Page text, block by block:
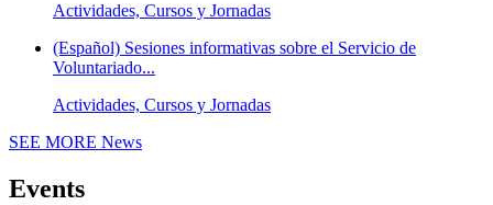
Actividades, Cursos y Jornadas
(Español) Sesiones informativas sobre el Servicio de
Voluntariado...
Actividades, Cursos y Jornadas
SEE MORE News
Events